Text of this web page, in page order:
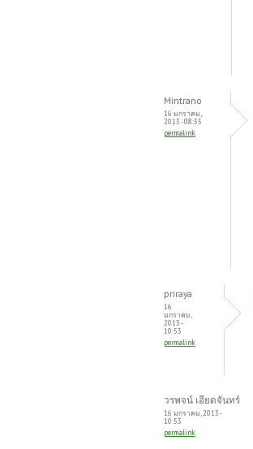
Mintrano
16 มกราคม,
2013 - 08:35
permalink
priraya
16
มกราคม,
2013 -
10:53
permalink
วรพจน์ เอียดจันทร์
16 มกราคม, 2013 -
10:53
permalink